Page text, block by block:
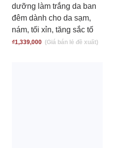
dưỡng làm trắng da ban
đêm dành cho da sạm,
nám, tối xỉn, tăng sắc tố
₫1,339,000